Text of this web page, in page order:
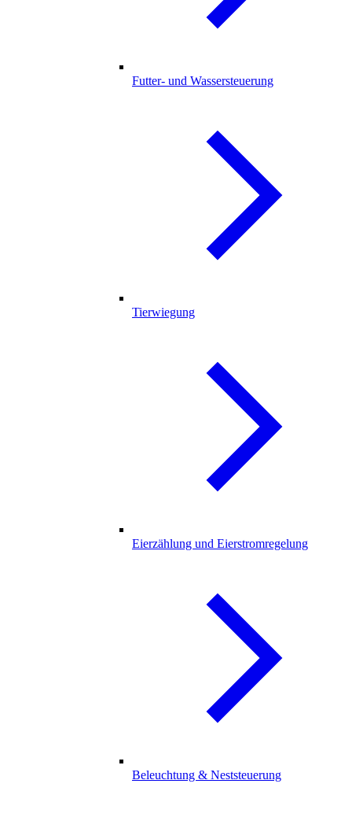
Futter- und Wassersteuerung
Tierwiegung
Eierzählung und Eierstromregelung
Beleuchtung & Neststeuerung